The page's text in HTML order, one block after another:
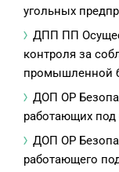
угольных
ДПП ПП
контроля за
промышленной
ДОП ОР
работающих
ДОП ОР
работающего